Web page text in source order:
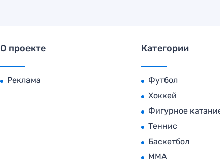
О проекте
Реклама
Категории
Футбол
Хоккей
Фигурное
Теннис
Баскетбол
MMA